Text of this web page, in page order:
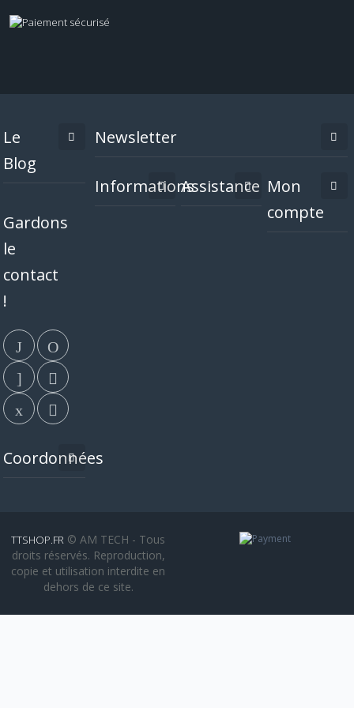
Le
Blog
Gardons
le
contact
!
Coordonnées
Newsletter
InformationsAssistance Mon
compte
TTSHOP.FR © AM TECH - Tous
droits réservés. Reproduction,
copie et utilisation interdite en
dehors de ce site.